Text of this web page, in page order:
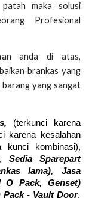
maka solusi
Profesional
anda di atas,
brankas yang
yang sangat
(terkunci karena
karena kesalahan
kombinasi),
Sedia Sparepart
lama), Jasa
O Pack, Genset)
- Vault Door.